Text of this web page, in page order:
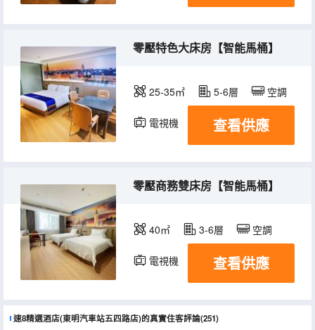
零壓特色大床房【智能馬桶】
25-35㎡ 5-6層 空調
電視機 查看供應
零壓商務雙床房【智能馬桶】
40㎡ 3-6層 空調
電視機 查看供應
速8精選酒店(東明汽車站五四路店)的真實住客評論(251)